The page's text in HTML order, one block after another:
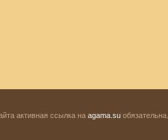
активная ссылка на agama.su обязательна.